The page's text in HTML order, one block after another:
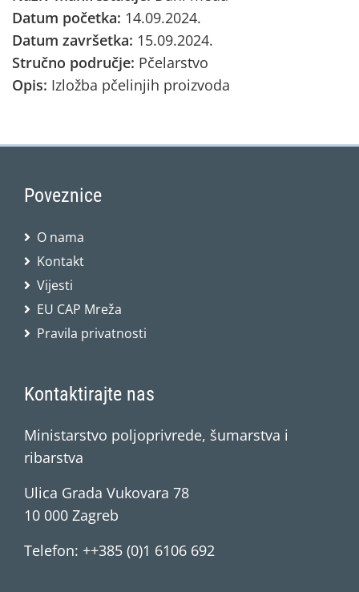
Datum početka: 14.09.2024.
Datum završetka: 15.09.2024.
Stručno područje: Pčelarstvo
Opis: Izložba pčelinjih proizvoda
Poveznice
O nama
Kontakt
Vijesti
EU CAP Mreža
Pravila privatnosti
Kontaktirajte nas
Ministarstvo poljoprivrede, šumarstva i
ribarstva
Ulica Grada Vukovara 78
10 000 Zagreb
Telefon: ++385 (0)1 6106 692